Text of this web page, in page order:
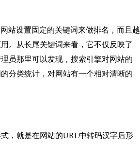
站设置固定的关键词来做排名，而且越
。从长尾关键词来看，它不仅反映了
员那里可以发现，搜索引擎对网站的
分类统计，对网站有一个相对清晰的
，就是在网站的URL中转码汉字后形